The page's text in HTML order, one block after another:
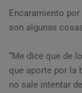
Encaramiento
son algunas
“Me dice que de
que aporte por la
no sale intentar